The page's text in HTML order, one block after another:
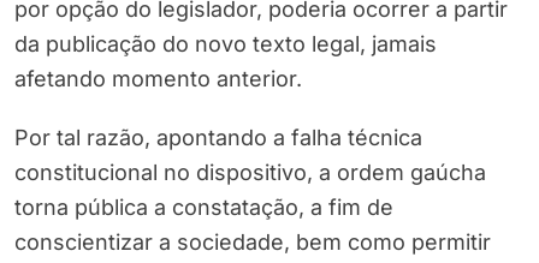
por opção do legislador, poderia ocorrer a partir
da publicação do novo texto legal, jamais
afetando momento anterior.
Por tal razão, apontando a falha técnica
constitucional no dispositivo, a ordem gaúcha
torna pública a constatação, a fim de
conscientizar a sociedade, bem como permitir